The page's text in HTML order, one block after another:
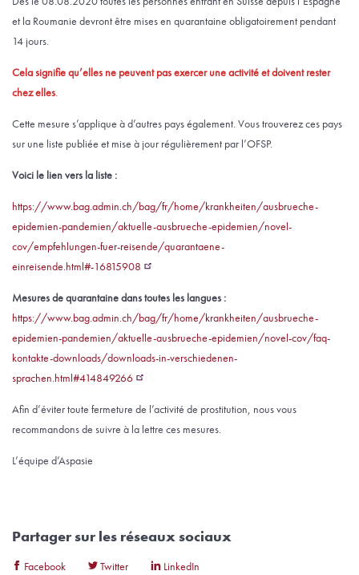
et la Roumanie devront être mises en quarantaine obligatoirement pendant
14 jours.
Cela signifie qu’elles ne peuvent pas exercer une activité et doivent rester
chez elles.
Cette mesure s’applique à d’autres pays également. Vous trouverez ces pays
sur une liste publiée et mise à jour régulièrement par l’OFSP.
Voici le lien vers la liste :
https://www.bag.admin.ch/bag/fr/home/krankheiten/ausbrueche-
epidemien-pandemien/aktuelle-ausbrueche-epidemien/novel-
cov/empfehlungen-fuer-reisende/quarantaene-
einreisende.html#-16815908
Mesures de quarantaine dans toutes les langues :
https://www.bag.admin.ch/bag/fr/home/krankheiten/ausbrueche-
epidemien-pandemien/aktuelle-ausbrueche-epidemien/novel-cov/faq-
kontakte-downloads/downloads-in-verschiedenen-
sprachen.html#414849266
Afin d’éviter toute fermeture de l’activité de prostitution, nous vous
recommandons de suivre à la lettre ces mesures.
L’équipe d’Aspasie
Partager sur les réseaux sociaux
Facebook Twitter LinkedIn